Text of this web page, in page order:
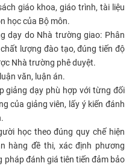
giáo khoa, giáo trình, tài liệu
học của Bộ môn.
dạy do Nhà trường giao: Phân
lượng đào tạo, đúng tiến độ
Nhà trường phê duyệt.
văn, luận án.
giảng dạy phù hợp với từng đối
của giảng viên, lấy ý kiến đánh
học theo đúng quy chế hiện
hàng đề thi, xác định phương
pháp đánh giá tiên tiến đảm bảo